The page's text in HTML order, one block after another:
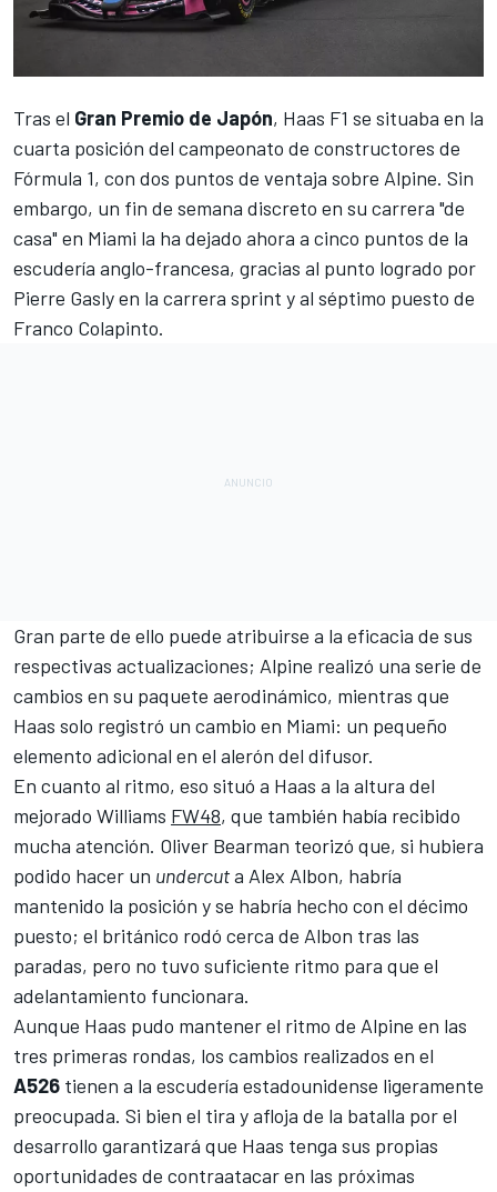
Tras el Gran Premio de Japón, Haas F1 se situaba en la
cuarta posición del campeonato de constructores de
Fórmula 1, con dos puntos de ventaja sobre Alpine. Sin
embargo, un fin de semana discreto en su carrera "de
casa" en Miami la ha dejado ahora a cinco puntos de la
escudería anglo-francesa, gracias al punto logrado por
Pierre Gaslyen la carrera sprint y al séptimo puesto de
Franco Colapinto.
Gran parte de ello puede atribuirse a la eficacia de sus
respectivas actualizaciones; Alpine realizó una serie de
cambios en su paquete aerodinámico, mientras que
Haas solo registró un cambio en Miami: un pequeño
elemento adicional en el alerón del difusor.
En cuanto al ritmo, eso situó a Haas a la altura del
mejorado Williams FW48, que también había recibido
mucha atención. Oliver Bearman teorizó que, si hubiera
podido hacer un undercuta Alex Albon, habría
mantenido la posición y se habría hecho con el décimo
puesto; el británico rodó cerca de Albon tras las
paradas, pero no tuvo suficiente ritmo para que el
adelantamiento funcionara.
Aunque Haas pudo mantener el ritmo de Alpine en las
tres primeras rondas, los cambios realizados en el
A526 tienen a la escudería estadounidense ligeramente
preocupada. Si bien el tira y afloja de la batalla por el
desarrollo garantizará que Haas tenga sus propias
oportunidades de contraatacar en las próximas